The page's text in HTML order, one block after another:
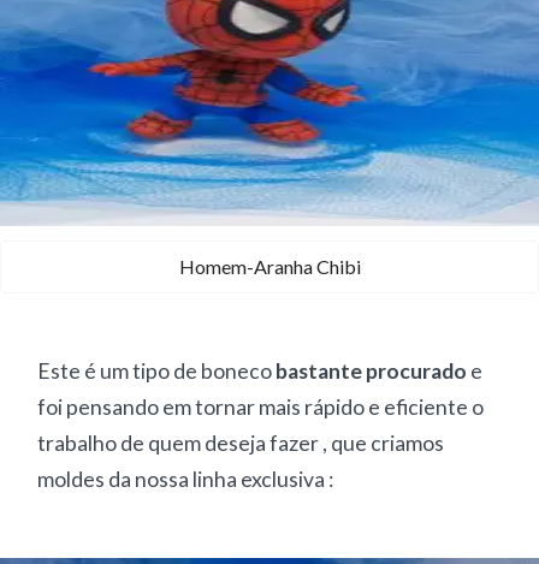
Homem-Aranha Chibi
Este é um tipo de bonecobastante procurado e
foi pensando em tornar mais rápido e eficiente o
trabalho de quem deseja fazer , que criamos
moldes da nossa linha exclusiva :